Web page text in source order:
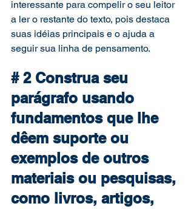
interessante para compelir o seu leitor
a ler o restante do texto, pois destaca
suas idéias principais e o ajuda a
seguir sua linha de pensamento.
# 2 Construa seu
parágrafo usando
fundamentos que lhe
dêem suporte ou
exemplos de outros
materiais ou pesquisas,
como livros, artigos,